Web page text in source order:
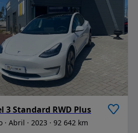
3 Standard RWD Plus
Abril 2023 92 642 km